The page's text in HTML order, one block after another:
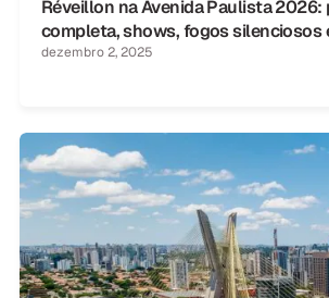
Réveillon na Avenida Paulista 2026:
completa, shows, fogos silenciosos
dezembro 2, 2025